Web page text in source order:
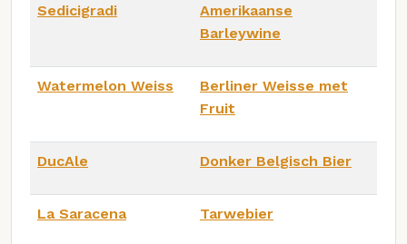
Sedicigradi
Amerikaanse
Barleywine
Watermelon Weiss
Berliner Weisse met
Fruit
DucAle Donker Belgisch Bier
La Saracena Tarwebier